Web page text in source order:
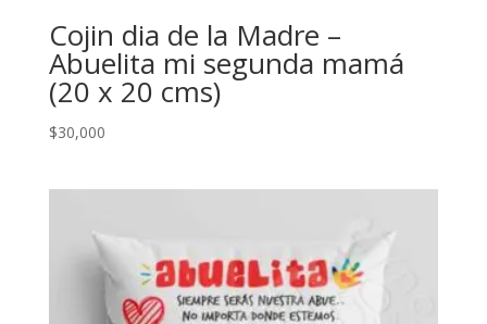
Cojin dia de la Madre –
Abuelita mi segunda mamá
(20 x 20 cms)
$30,000